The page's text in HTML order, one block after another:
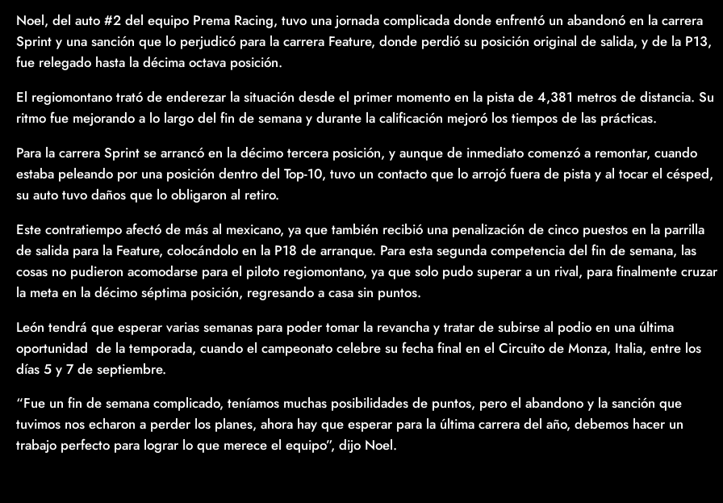
Noel, del auto #2 del equipo Prema Racing, tuvo una jornada complicada donde enfrentó un abandonó en la carrera
Sprint y una sanción que lo perjudicó para la carrera Feature, donde perdió su posición original de salida, y de la P13,
fue relegado hasta la décima octava posición.
El regiomontano trató de enderezar la situación desde el primer momento en la pista de 4,381 metros de distancia. Su
ritmo fue mejorando a lo largo del fin de semana y durante la calificación mejoró los tiempos de las prácticas.
Para la carrera Sprint se arrancó en la décimo tercera posición, y aunque de inmediato comenzó a remontar, cuando
estaba peleando por una posición dentro del Top-10, tuvo un contacto que lo arrojó fuera de pista y al tocar el césped,
su auto tuvo daños que lo obligaron al retiro.
Este contratiempo afectó de más al mexicano, ya que también recibió una penalización de cinco puestos en la parrilla
de salida para la Feature, colocándolo en la P18 de arranque. Para esta segunda competencia del fin de semana, las
cosas no pudieron acomodarse para el piloto regiomontano, ya que solo pudo superar a un rival, para finalmente cruzar
la meta en la décimo séptima posición, regresando a casa sin puntos.
León tendrá que esperar varias semanas para poder tomar la revancha y tratar de subirse al podio en una última
oportunidad de la temporada, cuando el campeonato celebre su fecha final en el Circuito de Monza, Italia, entre los
días 5 y 7 de septiembre.
“Fue un fin de semana complicado, teníamos muchas posibilidades de puntos, pero el abandono y la sanción que
tuvimos nos echaron a perder los planes, ahora hay que esperar para la última carrera del año, debemos hacer un
trabajo perfecto para lograr lo que merece el equipo”, dijo Noel.